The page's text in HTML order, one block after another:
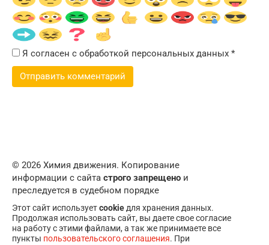
Я согласен с обработкой персональных данных *
© 2026 Химия движения. Копирование
информации с сайта строго запрещено и
преследуется в судебном порядке
Этот сайт используетcookie для хранения данных.
Продолжая использовать сайт, вы даете свое согласие
на работу с этими файлами, а так же принимаете все
пункты пользовательского соглашения. При